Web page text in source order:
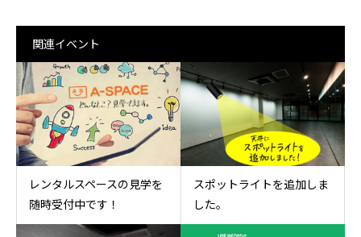
関連イベント
レンタルスペースの見学を
随時受付中です！
スポットライトを追加しま
した。